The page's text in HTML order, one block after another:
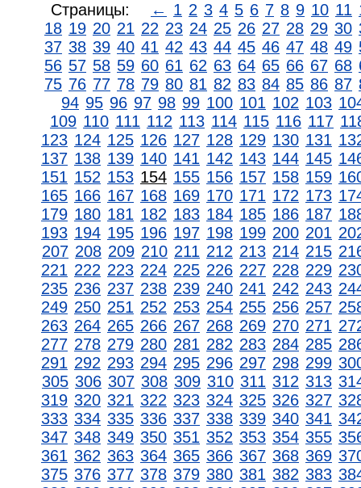
Страницы: ← 1 2 3 4 5 6 7 8 9 10 11
18 19 20 21 22 23 24 25 26 27 28 29 30
37 38 39 40 41 42 43 44 45 46 47 48 49
56 57 58 59 60 61 62 63 64 65 66 67 68
75 76 77 78 79 80 81 82 83 84 85 86 87
94 95 96 97 98 99 100 101 102 103
109 110 111 112 113 114 115 116 117
123 124 125 126 127 128 129 130 131
137 138 139 140 141 142 143 144 145
151 152 153 154 155 156 157 158 159
165 166 167 168 169 170 171 172 173
179 180 181 182 183 184 185 186 187
193 194 195 196 197 198 199 200 201
207 208 209 210 211 212 213 214 215
221 222 223 224 225 226 227 228 229
235 236 237 238 239 240 241 242 243
249 250 251 252 253 254 255 256 257
263 264 265 266 267 268 269 270 271
277 278 279 280 281 282 283 284 285
291 292 293 294 295 296 297 298 299
305 306 307 308 309 310 311 312 313
319 320 321 322 323 324 325 326 327
333 334 335 336 337 338 339 340 341
347 348 349 350 351 352 353 354 355
361 362 363 364 365 366 367 368 369
375 376 377 378 379 380 381 382 383